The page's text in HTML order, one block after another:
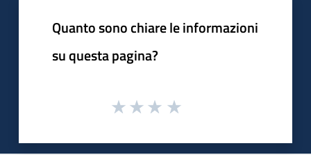
Quanto sono chiare le informazioni
su questa pagina?